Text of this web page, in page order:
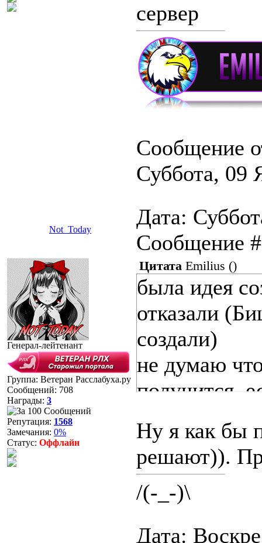
сервер
Сообщение
Суббота, 09
Not_Today
Дата:
Сообщение
Генерал-лейтенант
Группа: Ветеран Расслабуха.ру
Сообщений: 708
Награды: 3
Репутация: 1568
Замечания: 0%
Статус: Оффлайн
Цитата Emilius ()
была идея
отказали
создали)
не думаю
получится,
Ну я как бы
решают)).
/(-_-)\
Дата: